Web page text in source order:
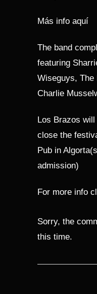
Más info aquí
The band
featuring
Wiseguys, The
Charlie
Los Brazos
close the
Pub in
admission)
For more info
Sorry, the
this time.